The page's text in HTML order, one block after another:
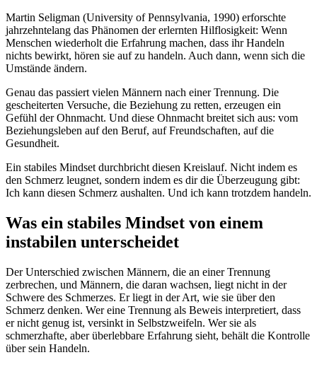
Martin Seligman (University of Pennsylvania, 1990) erforschte
jahrzehntelang das Phänomen der erlernten Hilflosigkeit: Wenn
Menschen wiederholt die Erfahrung machen, dass ihr Handeln
nichts bewirkt, hören sie auf zu handeln. Auch dann, wenn sich die
Umstände ändern.
Genau das passiert vielen Männern nach einer Trennung. Die
gescheiterten Versuche, die Beziehung zu retten, erzeugen ein
Gefühl der Ohnmacht. Und diese Ohnmacht breitet sich aus: vom
Beziehungsleben auf den Beruf, auf Freundschaften, auf die
Gesundheit.
Ein stabiles Mindset durchbricht diesen Kreislauf. Nicht indem es
den Schmerz leugnet, sondern indem es dir die Überzeugung gibt:
Ich kann diesen Schmerz aushalten. Und ich kann trotzdem handeln.
Was ein stabiles Mindset von einem
instabilen unterscheidet
Der Unterschied zwischen Männern, die an einer Trennung
zerbrechen, und Männern, die daran wachsen, liegt nicht in der
Schwere des Schmerzes. Er liegt in der Art, wie sie über den
Schmerz denken. Wer eine Trennung als Beweis interpretiert, dass
er nicht genug ist, versinkt in Selbstzweifeln. Wer sie als
schmerzhafte, aber überlebbare Erfahrung sieht, behält die Kontrolle
über sein Handeln.